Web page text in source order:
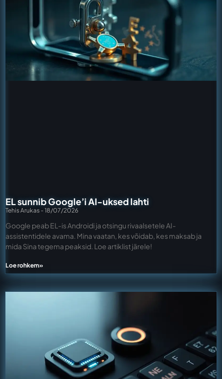
EL sunnib Google’i AI-uksed lahti
Tehis Arukas 18/07/2026
Google peab EL-is Androidi ja otsingu rivaalsetele AI-
assistentidele avama. Mina vaatan, kes võidab, kes maksab ja
mida Sina tegema peaksid. Loe artiklist järele!
Loe rohkem»